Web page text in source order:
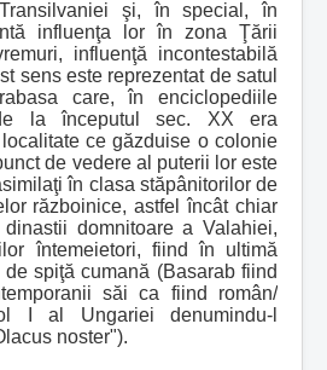
şi, în special, în
influenţa lor în zona Ţării
influenţă incontestabilă
sens este reprezentat de satul
care, în enciclopediile
de la începutul sec. XX era
ce găzduise o colonie
de vedere al puterii lor este
în clasa stăpânitorilor de
războinice, astfel încât chiar
domnitoare a Valahiei,
întemeietori, fiind în ultimă
spiţă cumană (Basarab fiind
săi ca fiind român/
I al Ungariei denumindu-l
noster").